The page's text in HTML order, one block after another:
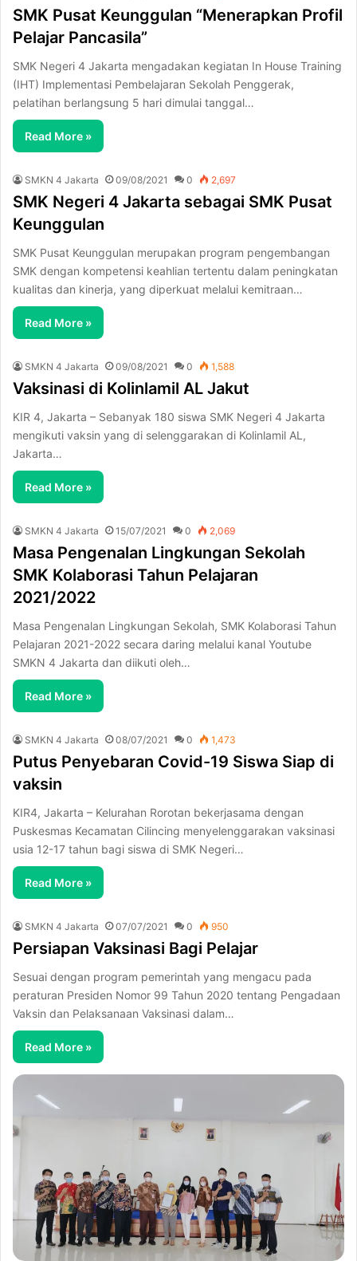
SMK Pusat Keunggulan “Menerapkan Profil
Pelajar Pancasila”
SMK Negeri 4 Jakarta mengadakan kegiatan In House Training
(IHT) Implementasi Pembelajaran Sekolah Penggerak,
pelatihan berlangsung 5 hari dimulai tanggal…
Read More »
SMKN 4 Jakarta 09/08/2021 0 2,697
SMK Negeri 4 Jakarta sebagai SMK Pusat
Keunggulan
SMK Pusat Keunggulan merupakan program pengembangan
SMK dengan kompetensi keahlian tertentu dalam peningkatan
kualitas dan kinerja, yang diperkuat melalui kemitraan…
Read More »
SMKN 4 Jakarta 09/08/2021 0 1,588
Vaksinasi di Kolinlamil AL Jakut
KIR 4, Jakarta – Sebanyak 180 siswa SMK Negeri 4 Jakarta
mengikuti vaksin yang di selenggarakan di Kolinlamil AL,
Jakarta…
Read More »
SMKN 4 Jakarta 15/07/2021 0 2,069
Masa Pengenalan Lingkungan Sekolah
SMK Kolaborasi Tahun Pelajaran
2021/2022
Masa Pengenalan Lingkungan Sekolah, SMK Kolaborasi Tahun
Pelajaran 2021-2022 secara daring melalui kanal Youtube
SMKN 4 Jakarta dan diikuti oleh…
Read More »
SMKN 4 Jakarta 08/07/2021 0 1,473
Putus Penyebaran Covid-19 Siswa Siap di
vaksin
KIR4, Jakarta – Kelurahan Rorotan bekerjasama dengan
Puskesmas Kecamatan Cilincing menyelenggarakan vaksinasi
usia 12-17 tahun bagi siswa di SMK Negeri…
Read More »
SMKN 4 Jakarta 07/07/2021 0 950
Persiapan Vaksinasi Bagi Pelajar
Sesuai dengan program pemerintah yang mengacu pada
peraturan Presiden Nomor 99 Tahun 2020 tentang Pengadaan
Vaksin dan Pelaksanaan Vaksinasi dalam…
Read More »